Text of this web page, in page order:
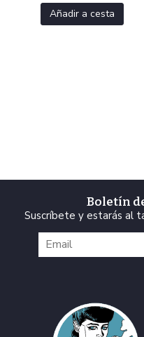
Añadir a cesta
Boletín
Suscríbete y estarás al